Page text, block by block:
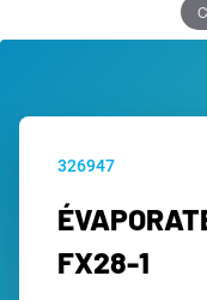
326947
FX28-1